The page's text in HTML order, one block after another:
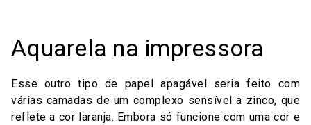
Aquarela na impressora
Esse outro tipo de papel apagável seria feito com
várias camadas de um complexo sensível a zinco, que
reflete a cor laranja. Embora só funcione com uma cor e